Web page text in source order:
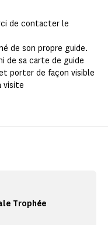
de contacter le
de son propre guide.
de sa carte de guide
porter de façon visible
visite
Trophée